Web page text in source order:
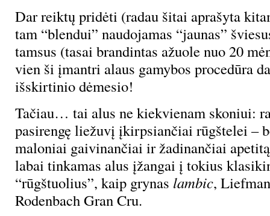
Dar reiktų pridėti (radau šitai aprašyta
tam “blendui” naudojamas “jaunas”
tamsus (tasai brandintas ažuole nuo 20
vien ši įmantri alaus gamybos procedūra
išskirtinio dėmesio!
Tačiau… tai alus ne kiekvienam skoniui:
pasirengę liežuvį įkirpsiančiai rūgštelei –
maloniai gaivinančiai ir žadinančiai
labai tinkamas alus įžangai į tokius
“rūgštuolius”, kaip grynas lambic,
Rodenbach Gran Cru.